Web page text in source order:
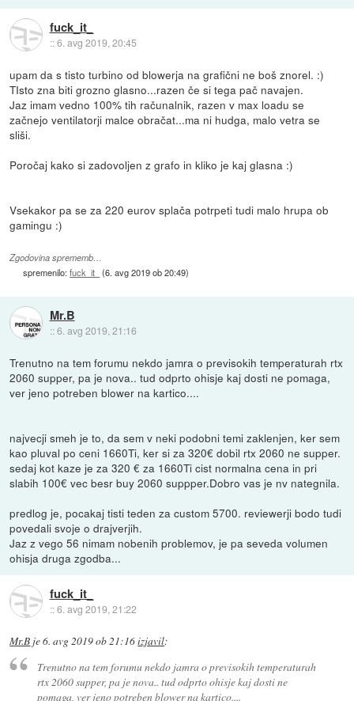
fuck_it_
::6. avg 2019, 20:45
upam da s tisto turbino od blowerja na grafični ne boš znorel. :)
TIsto zna biti grozno glasno...razen če si tega pač navajen.
Jaz imam vedno 100% tih računalnik, razen v max loadu se
začnejo ventilatorji malce obračat...ma ni hudga, malo vetra se
sliši.
Poročaj kako si zadovoljen z grafo in kliko je kaj glasna :)
Vsekakor pa se za 220 eurov splača potrpeti tudi malo hrupa ob
gamingu :)
Zgodovina sprememb…
spremenilo:fuck_it_ (6. avg 2019 ob 20:49)
Mr.B
::6. avg 2019, 21:16
Trenutno na tem forumu nekdo jamra o previsokih temperaturah rtx
2060 supper, pa je nova.. tud odprto ohisje kaj dosti ne pomaga,
ver jeno potreben blower na kartico....
najvecji smeh je to, da sem v neki podobni temi zaklenjen, ker sem
kao pluval po ceni 1660Ti, ker si za 320€ dobil rtx 2060 ne supper.
sedaj kot kaze je za 320 € za 1660Ti cist normalna cena in pri
slabih 100€ vec besr buy 2060 suppper.Dobro vas je nv nategnila.
predlog je, pocakaj tisti teden za custom 5700. reviewerji bodo tudi
povedali svoje o drajverjih.
Jaz z vego 56 nimam nobenih problemov, je pa seveda volumen
ohisja druga zgodba...
fuck_it_
::6. avg 2019, 21:22
Mr.B je6. avg 2019 ob 21:16izjavil:
Trenutno na tem forumu nekdo jamra o previsokih temperaturah
rtx 2060 supper, pa je nova.. tud odprto ohisje kaj dosti ne
pomaga, ver jeno potreben blower na kartico....